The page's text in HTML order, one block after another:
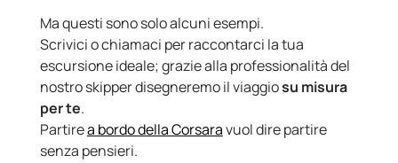
Ma questi sono solo alcuni esempi.
Scrivici o chiamaci per raccontarci la tua
escursione ideale; grazie alla professionalità del
nostro skipper disegneremo il viaggiosu misura
per te.
Partirea bordo della Corsaravuol dire partire
senza pensieri.